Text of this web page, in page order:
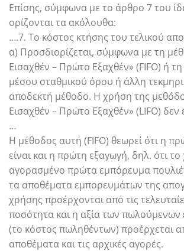
Επίσης, σύμφωνα με το άρθρο 7 του
ορίζονται τα ακόλουθα:
….7. Το κόστος κτήσης του τελικού
α) Προσδιορίζεται, σύμφωνα με τη
Εισαχθέν – Πρώτο Εξαχθέν» (FIFO) ή
μέσου σταθμικού όρου ή άλλη
αποδεκτή μέθοδο. Η χρήση της
Εισαχθέν – Πρώτο Εξαχθέν» (LIFO) δεν
…
Η μέθοδος αυτή (FIFO) θεωρεί ότι η
είναι και η πρώτη εξαγωγή, δηλ. ότι το
αγορασμένο πρώτα εμπόρευμα
τα αποθέματα εμπορευμάτων της
χρήσης προέρχονται από τις
ποσότητα και η αξία των
(το κόστος πωληθέντων) προέρχεται
αποθέματα και τις αρχικές αγορές.